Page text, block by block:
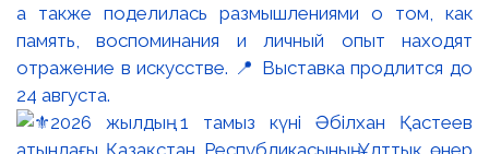
а также поделилась размышлениями о том, как
память, воспоминания и личный опыт находят
отражение в искусстве. 📍 Выставка продлится до
24 августа.